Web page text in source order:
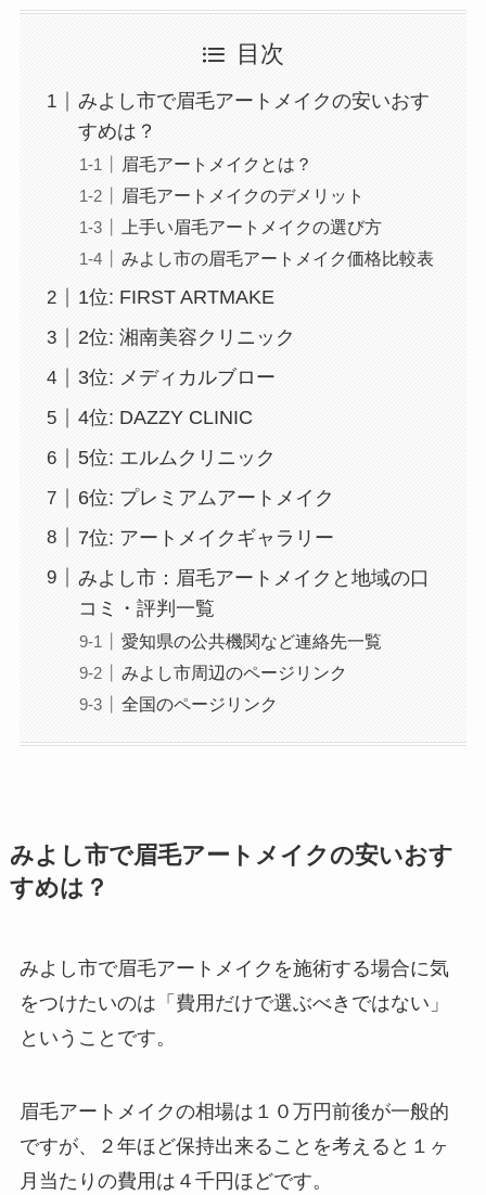
目次
みよし市で眉毛アートメイクの安いおす
すめは？
眉毛アートメイクとは？
眉毛アートメイクのデメリット
上手い眉毛アートメイクの選び方
みよし市の眉毛アートメイク価格比較表
1位: FIRST ARTMAKE
2位: 湘南美容クリニック
3位: メディカルブロー
4位: DAZZY CLINIC
5位: エルムクリニック
6位: プレミアムアートメイク
7位: アートメイクギャラリー
みよし市：眉毛アートメイクと地域の口
コミ・評判一覧
愛知県の公共機関など連絡先一覧
みよし市周辺のページリンク
全国のページリンク
みよし市で眉毛アートメイクの安いおす
すめは？
みよし市で眉毛アートメイクを施術する場合に気
をつけたいのは 「費用だけで選ぶべきではない」
ということです。
眉毛アートメイクの相場は１０万円前後が一般的
ですが、２年ほど保持出来ることを考えると１ヶ
月当たりの費用は４千円ほどです。